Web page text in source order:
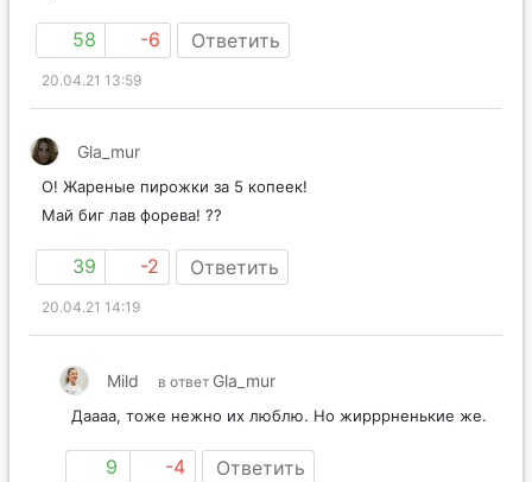
58 -6 Ответить
20.04.21 13:59
Gla_mur
О! Жареные пирожки за 5 копеек!
Май биг лав форева! ??
39 -2 Ответить
20.04.21 14:19
Mild в ответ Gla_mur
Даааа, тоже нежно их люблю. Но жирррненькие же.
9 -4 Ответить